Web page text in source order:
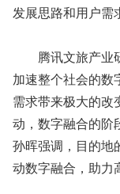
发展思路和用户需
腾讯文旅产业研
加速整个社会的数
需求带来极大的改
动，数字融合的阶
孙晖强调，目的地
动数字融合，助力